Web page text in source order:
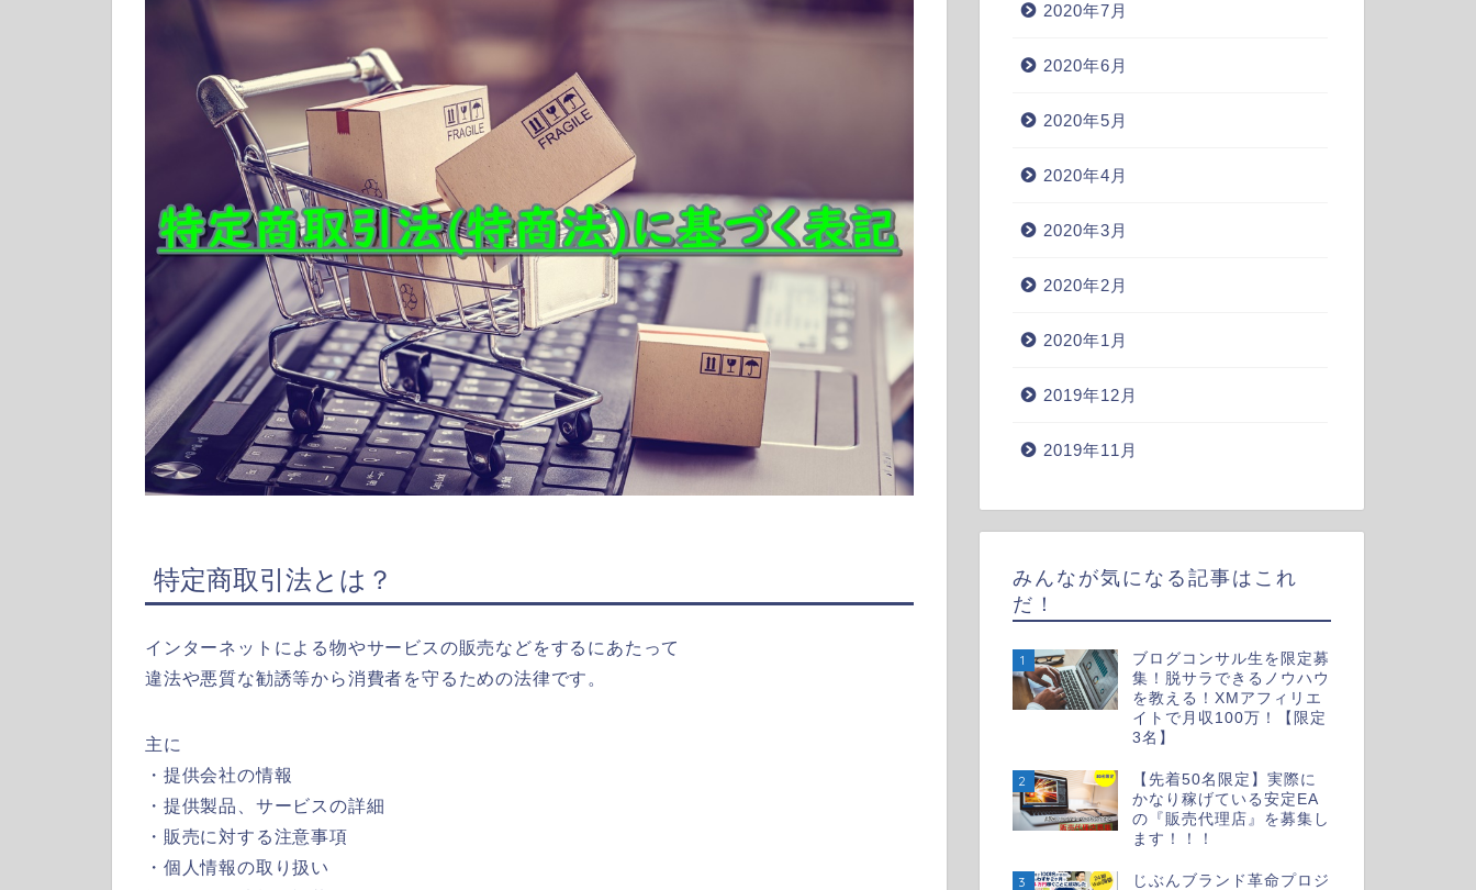
特定商取引法とは？
インターネットによる物やサービスの販売などをするにあたって
違法や悪質な勧誘等から消費者を守るための法律です。
主に
・提供会社の情報
・提供製品、サービスの詳細
・販売に対する注意事項
・個人情報の取り扱い
2020年7月
2020年6月
2020年5月
2020年4月
2020年3月
2020年2月
2020年1月
2019年12月
2019年11月
みんなが気になる記事はこれ
だ！
1
ブログコンサル生を限定募
集！脱サラできるノウハウ
を教える！XMアフィリエ
イトで月収100万！【限定
3名】
2
【先着50名限定】実際に
かなり稼げている安定EA
の『販売代理店』を募集し
ます！！！
3 じぶんブランド革命プロジ